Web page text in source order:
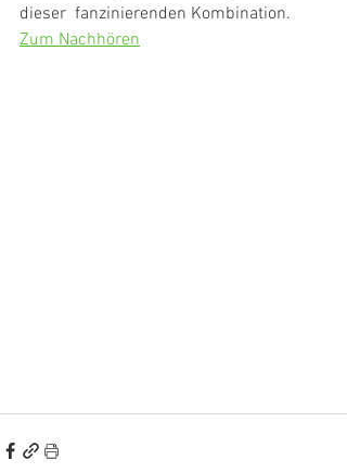
dieser  fanzinierenden Kombination.
Zum Nachhören